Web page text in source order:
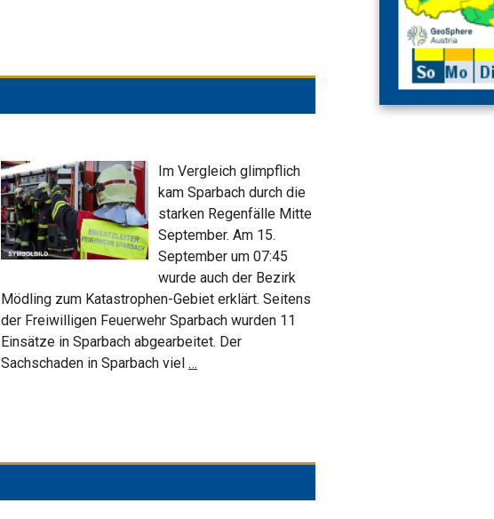
Im Vergleich glimpflich
kam Sparbach durch die
starken Regenfälle Mitte
September. Am 15.
September um 07:45
wurde auch der Bezirk
Mödling zum Katastrophen-Gebiet erklärt. Seitens
der Freiwilligen Feuerwehr Sparbach wurden 11
Einsätze in Sparbach abgearbeitet. Der
Sachschaden in Sparbach viel …